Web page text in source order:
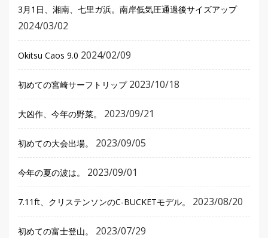
3月1日、湘南、七里ガ浜。南岸低気圧通過後サイズアップ
2024/03/02
Okitsu Caos 9.0 2024/02/09
初めての宮崎サーフトリップ 2023/10/18
大凶作、今年の野菜。 2023/09/21
初めての大会出場。 2023/09/05
今年の夏の波は。 2023/09/01
7.11ft、クリステンソンのC-BUCKETモデル。 2023/08/20
初めての富士登山。 2023/07/29